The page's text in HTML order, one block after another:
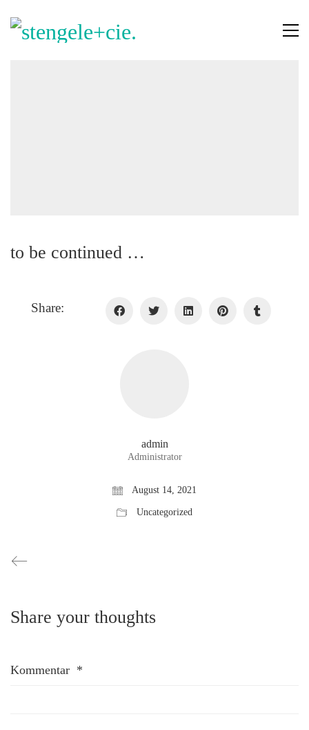
to be continued …
Share:
admin
Administrator
August 14, 2021
Uncategorized
Share your thoughts
Kommentar *